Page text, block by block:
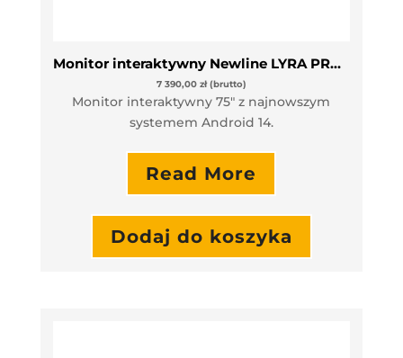
Monitor interaktywny Newline LYRA PRO TT-7523QA
7 390,00 zł (brutto)
Monitor interaktywny 75″ z najnowszym
systemem Android 14.
Read More
Dodaj do koszyka